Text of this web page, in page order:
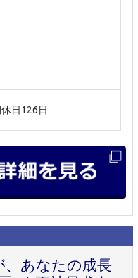
日126日
、あなたの成長